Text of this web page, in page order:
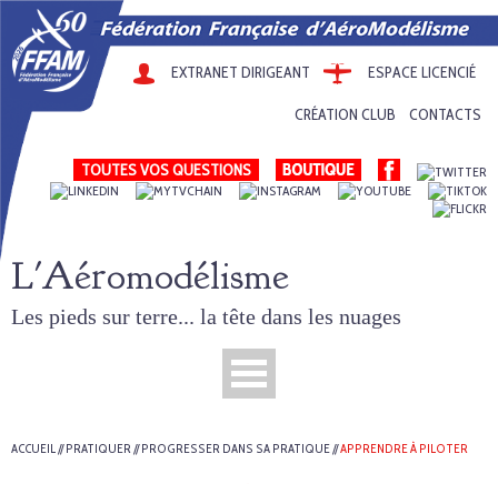
EXTRANET DIRIGEANT ESPACE LICENCIÉ
CRÉATION CLUB CONTACTS
TOUTES VOS QUESTIONS
L'Aéromodélisme
Les pieds sur terre... la tête dans les nuages
ACCUEIL//PRATIQUER//PROGRESSER DANS SA PRATIQUE//APPRENDRE À PILOTER